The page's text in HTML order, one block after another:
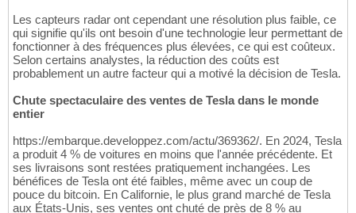
Les capteurs radar ont cependant une résolution plus faible, ce
qui signifie qu'ils ont besoin d'une technologie leur permettant de
fonctionner à des fréquences plus élevées, ce qui est coûteux.
Selon certains analystes, la réduction des coûts est
probablement un autre facteur qui a motivé la décision de Tesla.
Chute spectaculaire des ventes de Tesla dans le monde
entier
https://embarque.developpez.com/actu/369362/. En 2024, Tesla
a produit 4 % de voitures en moins que l'année précédente. Et
ses livraisons sont restées pratiquement inchangées. Les
bénéfices de Tesla ont été faibles, même avec un coup de
pouce du bitcoin. En Californie, le plus grand marché de Tesla
aux États-Unis, ses ventes ont chuté de près de 8 % au